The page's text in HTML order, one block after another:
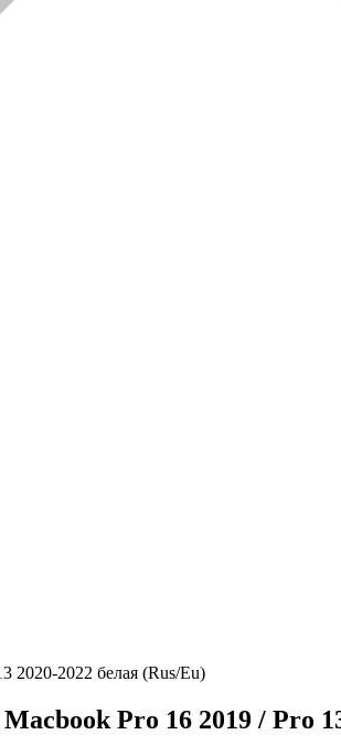
2022 белая (Rus/Eu)
Pro 16 2019 / Pro 13